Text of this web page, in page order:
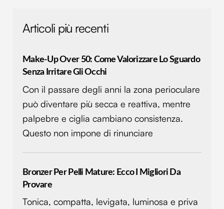
Articoli più recenti
Make-Up Over 50: Come Valorizzare Lo Sguardo
Senza Irritare Gli Occhi
Con il passare degli anni la zona perioculare
può diventare più secca e reattiva, mentre
palpebre e ciglia cambiano consistenza.
Questo non impone di rinunciare
Bronzer Per Pelli Mature: Ecco I Migliori Da
Provare
Tonica, compatta, levigata, luminosa e priva